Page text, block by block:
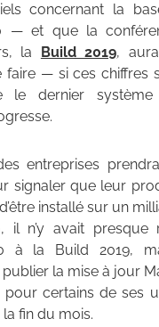
concernant la
— et que la
la Build 2019,
faire — si ces chiffres
le dernier système
entreprises
signaler que leur
installé sur un
il n’y avait
à la Build 2019,
la mise à jour
pour certains de ses
fin du mois.